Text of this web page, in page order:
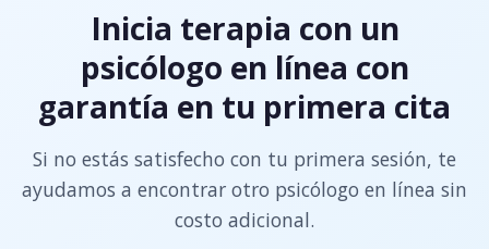
Inicia terapia con un
psicólogo en línea con
garantía en tu primera cita
Si no estás satisfecho con tu primera sesión, te
ayudamos a encontrar otro psicólogo en línea sin
costo adicional.